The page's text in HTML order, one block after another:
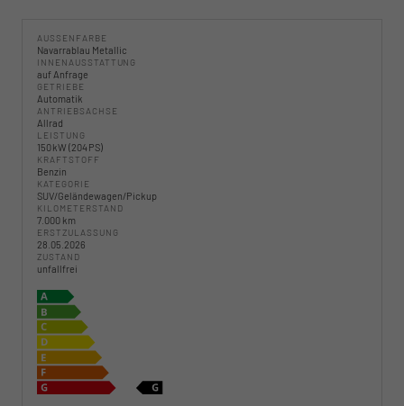
AUSSENFARBE
Navarrablau Metallic
INNENAUSSTATTUNG
auf Anfrage
GETRIEBE
Automatik
ANTRIEBSACHSE
Allrad
LEISTUNG
150 kW (204 PS)
KRAFTSTOFF
Benzin
KATEGORIE
SUV/Geländewagen/Pickup
KILOMETERSTAND
7.000 km
ERSTZULASSUNG
28.05.2026
ZUSTAND
unfallfrei